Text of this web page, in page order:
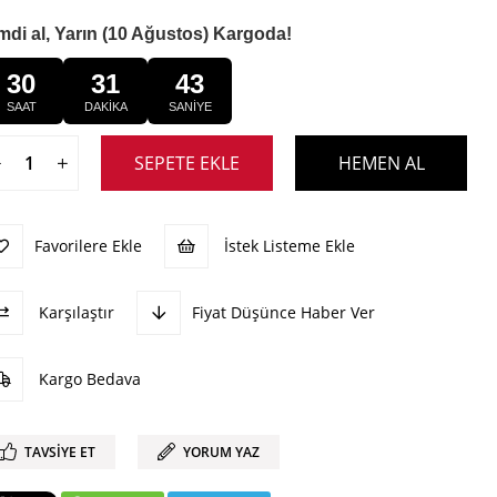
al, Yarın (10 Ağustos) Kargoda!
30
SAAT
31
DAKİKA
42
SANİYE
Favorilere Ekle İstek Listeme Ekle
Karşılaştır Fiyat Düşünce Haber Ver
Kargo Bedava
TAVSIYE ET YORUM YAZ